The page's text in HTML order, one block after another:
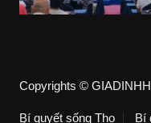
Copyrights ©
Bí quyết sống Thọ Bí